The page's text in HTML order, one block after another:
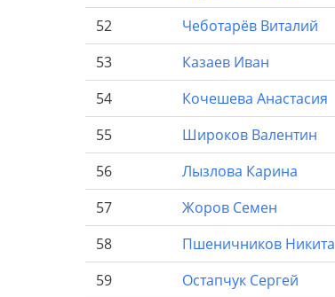
52
Чеботарёв Виталий
53
Казаев Иван
54
Кочешева Анастасия
55
Широков Валентин
56
Лызлова Карина
57
Жоров Семен
58
Пшеничников Никита
59
Остапчук Сергей